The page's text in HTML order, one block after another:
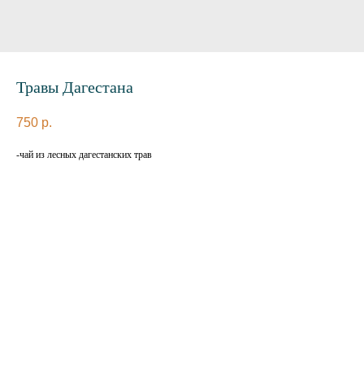
Травы Дагестана
750 р.
-чай из лесных дагестанских трав